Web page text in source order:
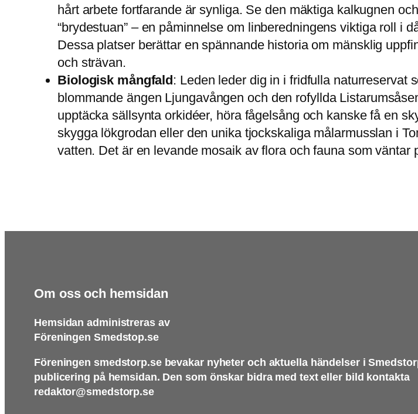
hårt arbete fortfarande är synliga. Se den mäktiga kalkugnen
“brydestuan” – en påminnelse om linberedningens viktiga roll i
Dessa platser berättar en spännande historia om mänsklig
och strävan.
Biologisk mångfald: Leden leder dig in i fridfulla naturreservat
blommande ängen Ljungavången och den rofyllda
upptäcka sällsynta orkidéer, höra fågelsång och kanske få en
skygga lökgrodan eller den unika tjockskaliga målarmusslan i
vatten. Det är en levande mosaik av flora och fauna som väntar
Om oss och hemsidan
Hemsidan administreras av
Föreningen Smedstop.se
Föreningen smedstorp.se bevakar nyheter och aktuella händelser i
publicering på hemsidan. Den som önskar bidra med text eller bild kontakta
redaktor@smedstorp.se